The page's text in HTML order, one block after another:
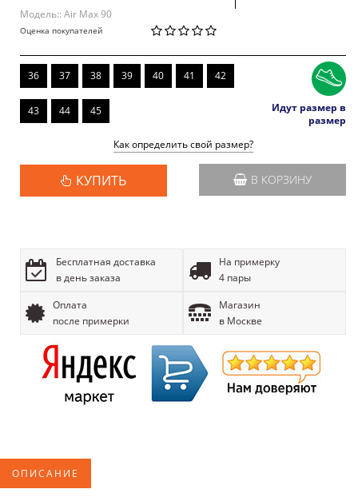
Модель:: Air Max 90
Оценка покупателей
36 37 38 39 40 41 42
43 44 45
Идут размер в
размер
Как определить свой размер?
КУПИТЬ В КОРЗИНУ
Бесплатная доставка
в день заказа
На примерку
4 пары
Оплата
после примерки
Магазин
в Москве
ОПИСАНИЕ